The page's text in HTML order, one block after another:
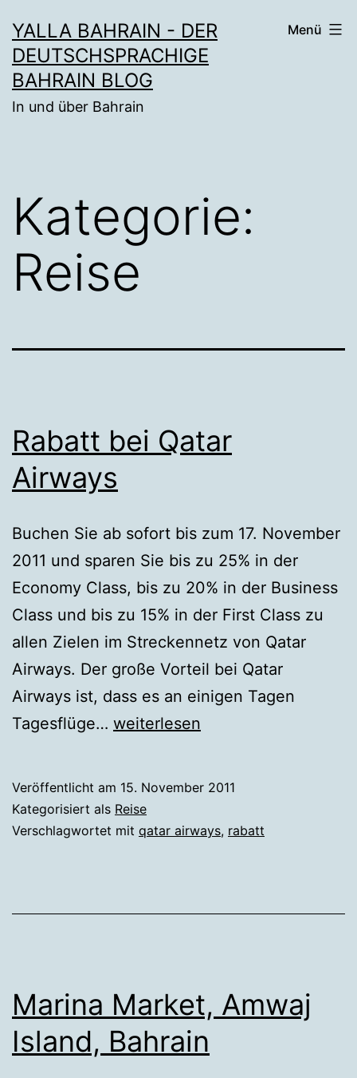
Inhalt
springen
YALLA BAHRAIN - DER
DEUTSCHSPRACHIGE
BAHRAIN BLOG
In und über Bahrain
Menü
Kategorie:
Reise
Rabatt bei Qatar
Airways
Buchen Sie ab sofort bis zum 17. November
2011 und sparen Sie bis zu 25% in der
Economy Class, bis zu 20% in der Business
Class und bis zu 15% in der First Class zu
allen Zielen im Streckennetz von Qatar
Airways. Der große Vorteil bei Qatar
Airways ist, dass es an einigen Tagen
Tagesflüge… Rabatt
Airways
weiterlesen
Veröffentlicht am 15. November 2011
Kategorisiert als Reise
Verschlagwortet mit qatar airways, rabatt
Marina Market, Amwaj
Island, Bahrain